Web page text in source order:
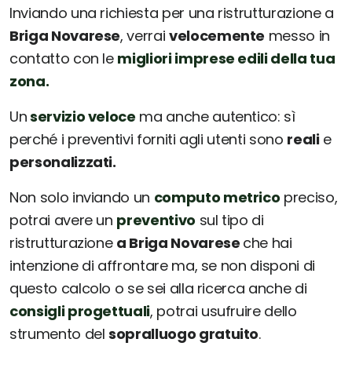
Inviando una richiesta per una ristrutturazione a
Briga Novarese, verrai velocemente messo in
contatto con le migliori imprese edili della tua
zona.
Unservizio veloce ma anche autentico: sì
perché i preventivi forniti agli utenti sono realie
personalizzati.
Non solo inviando un computo metrico preciso,
potrai avere un preventivo sul tipo di
ristrutturazione a Briga Novarese che hai
intenzione di affrontare ma, se non disponi di
questo calcolo o se sei alla ricerca anche di
consigli progettuali, potrai usufruire dello
strumento delsopralluogo gratuito.